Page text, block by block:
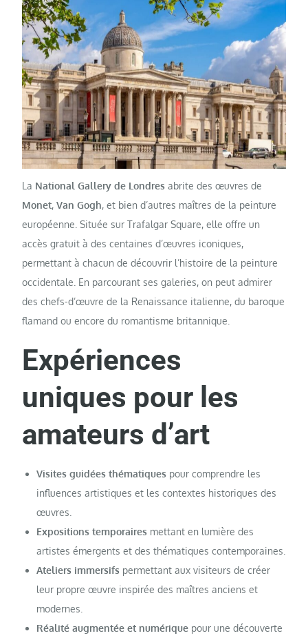
La National Gallery de Londres abrite des œuvres de
Monet,Van Gogh, et bien d’autres maîtres de la peinture
européenne. Située sur Trafalgar Square, elle offre un
accès gratuit à des centaines d’œuvres iconiques,
permettant à chacun de découvrir l’histoire de la peinture
occidentale. En parcourant ses galeries, on peut admirer
des chefs-d’œuvre de la Renaissance italienne, du baroque
flamand ou encore du romantisme britannique.
Expériences
uniques pour les
amateurs d’art
Visites guidées thématiques pour comprendre les
influences artistiques et les contextes historiques des
œuvres.
Expositions temporaires mettant en lumière des
artistes émergents et des thématiques contemporaines.
Ateliers immersifs permettant aux visiteurs de créer
leur propre œuvre inspirée des maîtres anciens et
modernes.
Réalité augmentée et numérique pour une découverte